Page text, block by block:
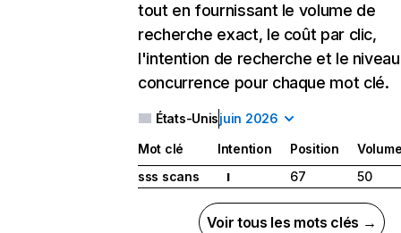
tout en fournissant le volume de
recherche exact, le coût par clic,
l'intention de recherche et le
concurrence pour chaque mot clé.
États-Unisjuin 2026
Mot clé Intention Position
sss scans
I 67 50
Voir tous les mots clés →